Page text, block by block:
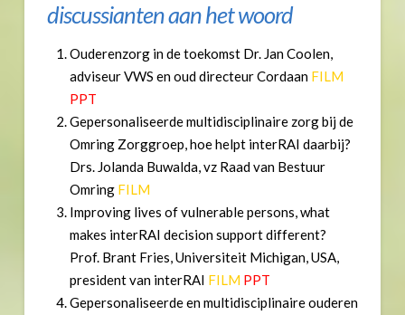
discussianten aan het woord
Ouderenzorg in de toekomst Dr. Jan Coolen,
adviseur VWS en oud directeur Cordaan FILM
PPT
Gepersonaliseerde multidisciplinaire zorg bij de
Omring Zorggroep, hoe helpt interRAI daarbij?
Drs. Jolanda Buwalda, vz Raad van Bestuur
Omring FILM
Improving lives of vulnerable persons, what
makes interRAI decision support different?
Prof. Brant Fries, Universiteit Michigan, USA,
president van interRAI FILM PPT
Gepersonaliseerde en multidisciplinaire ouderen